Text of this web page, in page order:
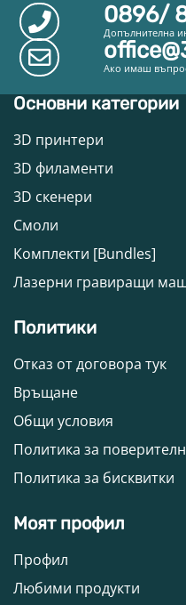
0896/
Допълнителна
Ако имаш
Основни категории
3D принтери
3D филаменти
3D скенери
Смоли
Комплекти [Bundles]
Лазерни гравиращи
Политики
Отказ от договора тук
Връщане
Общи условия
Политика за
Политика за бисквитки
Моят профил
Профил
Любими продукти